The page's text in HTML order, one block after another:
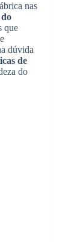
nas
que
dúvida
de
do